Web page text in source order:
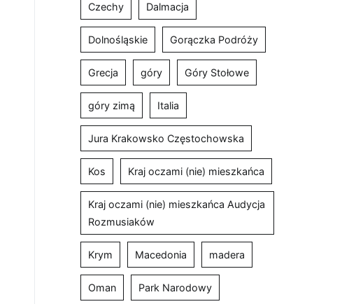
Czechy Dalmacja
Dolnośląskie Gorączka Podróży
Grecja góry Góry Stołowe
góry zimą Italia
Jura Krakowsko Częstochowska
Kos Kraj oczami (nie) mieszkańca
Kraj oczami (nie) mieszkańca Audycja
Rozmusiaków
Krym Macedonia madera
Oman Park Narodowy